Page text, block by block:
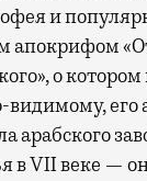
и
апокрифом
о
видимому, его
арабского
в VII веке —